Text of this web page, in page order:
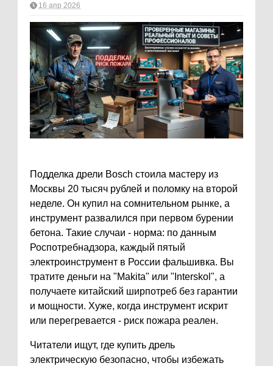
16 апр 2026
Подделка дрели Bosch стоила мастеру из
Москвы 20 тысяч рублей и поломку на второй
неделе. Он купил на сомнительном рынке, а
инструмент развалился при первом бурении
бетона. Такие случаи - норма: по данным
Роспотребнадзора, каждый пятый
электроинструмент в России фальшивка. Вы
тратите деньги на "Makita" или "Interskol", а
получаете китайский ширпотреб без гарантии
и мощности. Хуже, когда инструмент искрит
или перегревается - риск пожара реален.
Читатели ищут, где купить дрель
электрическую безопасно, чтобы избежать